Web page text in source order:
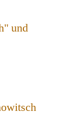
und